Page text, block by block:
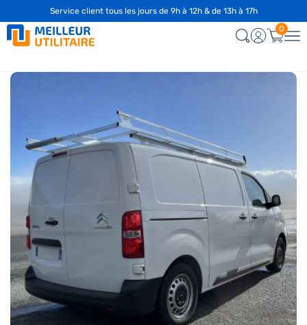
Service client tous les jours de 9h à 12h & de 13h à 17h
☎️04 28 29 75 94
0